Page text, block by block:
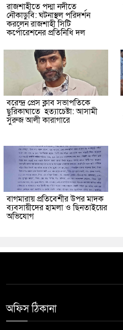
রাজশাহীতে পদ্মা নদীতে
নৌকাডুবি: ঘটনাস্থল পরিদর্শন
করলেন রাজশাহী সিটি
কর্পোরেশনের প্রতিনিধি দল
বরেন্দ্র প্রেস ক্লাব সভাপতিকে
ছুরিকাঘাতে হত্যাচেষ্টা: আসামী
সুরুজ আলী কারাগারে
বাগমারায় প্রতিবেশীর উপর মাদক
ব্যবসায়ীদের হামলা ও ছিনতাইয়ের
অভিযোগ
অফিস ঠিকানা